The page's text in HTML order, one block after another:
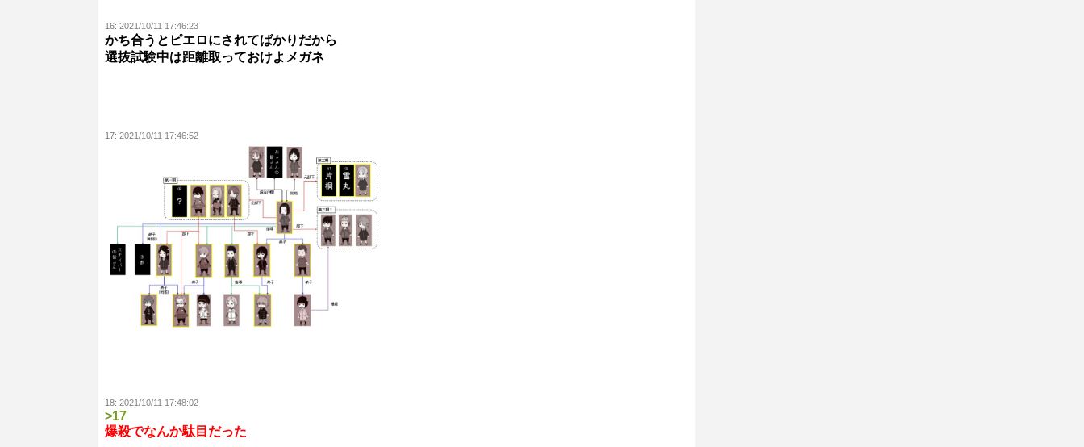
16: 2021/10/11 17:46:23
かち合うとピエロにされてばかりだから
選抜試験中は距離取っておけよメガネ
17: 2021/10/11 17:46:52
18: 2021/10/11 17:48:02
>17
爆殺でなんか駄目だった